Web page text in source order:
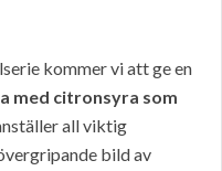
kommer vi att ge en
med citronsyra som
all viktig
bild av